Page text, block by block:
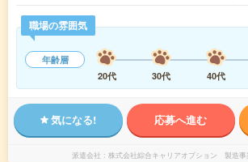
職場の雰囲気
年齢層
20代
30代 40代
気になる! 応募へ進む
派遣会社 株式会社綜合キャリアオプション 製造事